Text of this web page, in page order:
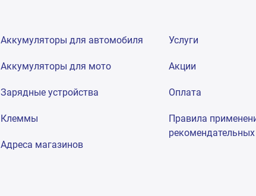
Аккумуляторы для автомобиля
Аккумуляторы для мото
Зарядные устройства
Клеммы
Адреса магазинов
Услуги
Акции
Оплата
Правила
рекомендательных